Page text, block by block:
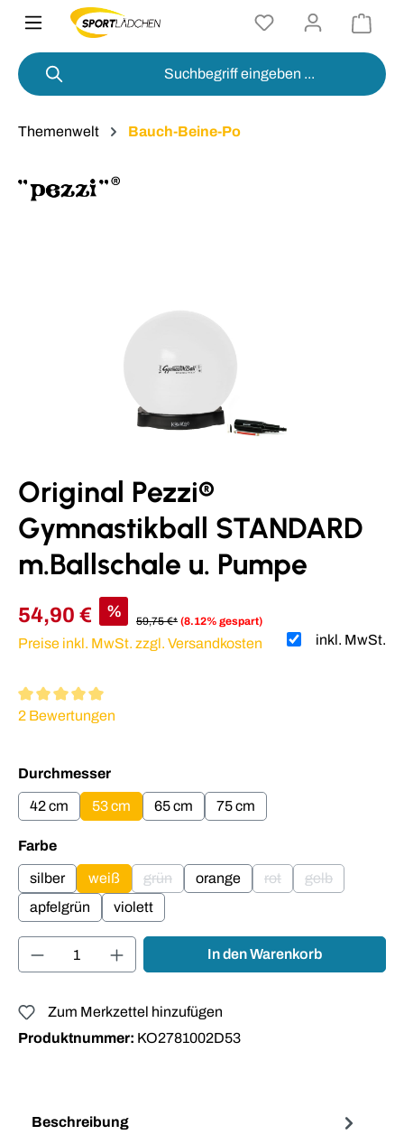
springen
Themenwelt Bauch-Beine-Po
Original Pezzi®
Gymnastikball STANDARD
m.Ballschale u. Pumpe
54,90 € %
59,75 €* (8.12% gespart)
inkl. MwSt.
Preise inkl. MwSt. zzgl. Versandkosten
Durchschnittliche Bewertung von 5 von 5 Sternen
2 Bewertungen
Durchmesserauswählen
42 cm 53 cm 65 cm 75 cm
Farbeauswählen
silber weiß grün
(Diese Option ist zurzeit nicht verfügbar.)
orange rot
(Diese Option ist
gelb
(Diese Option
apfelgrün violett
Produkt Anzahl: Gib den gewünschten
In den Warenkorb
Zum Merkzettel hinzufügen
Produktnummer: KO2781002D53
Beschreibung